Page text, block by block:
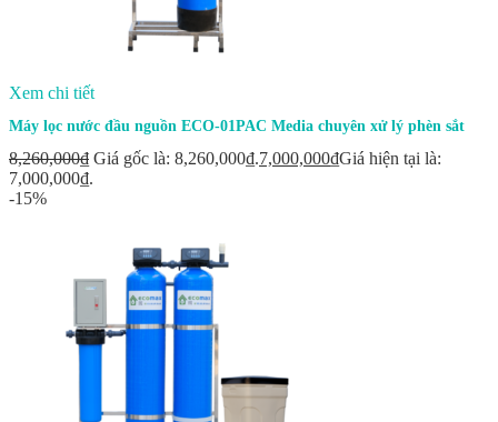
Xem chi tiết
Máy lọc nước đầu nguồn ECO-01PAC Media chuyên xử lý phèn sắt
8,260,000₫ Giá gốc là: 8,260,000₫.7,000,000₫Giá hiện tại là:
7,000,000₫.
-15%